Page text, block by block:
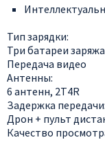
Тип зарядки:
Три батареи
Передача видео
Антенны:
6 антенн, 2T4R
Задержка передачи:
Дрон + пульт
Качество